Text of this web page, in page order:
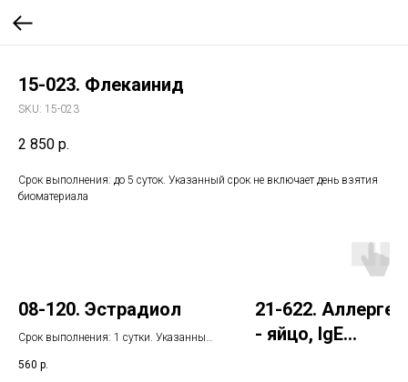
15-023. Флекаинид
SKU: 15-023
2 850 р.
Срок выполнения: до 5 суток. Указанный срок не включает день взятия
биоматериала
08-120. Эстрадиол
Срок выполнения: 1 сутки. Указанный
биоматериала
560 р.
21-622.
- яйцо, IgE